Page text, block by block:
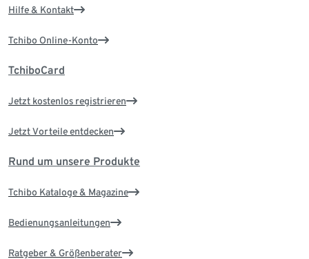
Hilfe & Kontakt
Tchibo Online-Konto
TchiboCard
Jetzt kostenlos registrieren
Jetzt Vorteile entdecken
Rund um unsere Produkte
Tchibo Kataloge & Magazine
Bedienungsanleitungen
Ratgeber & Größenberater